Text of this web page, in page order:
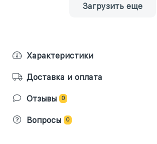
Загрузить еще
Характеристики
Доставка и оплата
Отзывы 0
Вопросы 0